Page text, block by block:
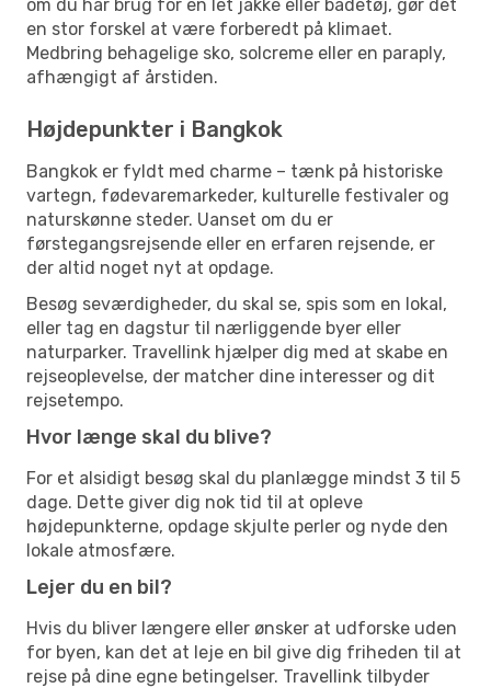
om du har brug for en let jakke eller badetøj, gør det
en stor forskel at være forberedt på klimaet.
Medbring behagelige sko, solcreme eller en paraply,
afhængigt af årstiden.
Højdepunkter i Bangkok
Bangkok er fyldt med charme – tænk på historiske
vartegn, fødevaremarkeder, kulturelle festivaler og
naturskønne steder. Uanset om du er
førstegangsrejsende eller en erfaren rejsende, er
der altid noget nyt at opdage.
Besøg seværdigheder, du skal se, spis som en lokal,
eller tag en dagstur til nærliggende byer eller
naturparker. Travellink hjælper dig med at skabe en
rejseoplevelse, der matcher dine interesser og dit
rejsetempo.
Hvor længe skal du blive?
For et alsidigt besøg skal du planlægge mindst 3 til 5
dage. Dette giver dig nok tid til at opleve
højdepunkterne, opdage skjulte perler og nyde den
lokale atmosfære.
Lejer du en bil?
Hvis du bliver længere eller ønsker at udforske uden
for byen, kan det at leje en bil give dig friheden til at
rejse på dine egne betingelser. Travellink tilbyder